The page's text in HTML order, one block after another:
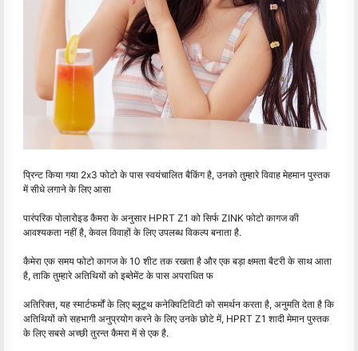
प्रिन्ट किया गया 2x3 फोटो के पास स्वयंचालित बैकिंग है, उनको तुम्हारे विवाह मेहमान पुस्तक
में सीधे लगाने के लिए आसा
पारंपरिक पोलारोइड कैमरा के अनुसार HPRT Z1 को सिर्फ ZINK फोटो कागज की
आवश्यकता नहीं है, केवल विवाहों के लिए उपलब्ध विकल्प बनाता है.
कैमेरा एक समय फोटो कागज के 10 शीट तक रखता है और एक बड़ा क्षमता बैटरी के साथ आता
है, ताकि तुम्हारे अतिथियों को इब्तेमेंट के पास अपराधित फ
अतिरिक्त, यह स्मार्टफर्मों के लिए ब्लूटूथ कनेक्विटिविटी को समर्थन करता है, अनुमति देता है कि
अतिथियों को सहभागी अनुप्रयोग करने के लिए उनके छोटे में, HPRT Z1 शादी मेमान पुस्तक
के लिए सबसे अच्छी तुरन्त कैमरा में से एक है.